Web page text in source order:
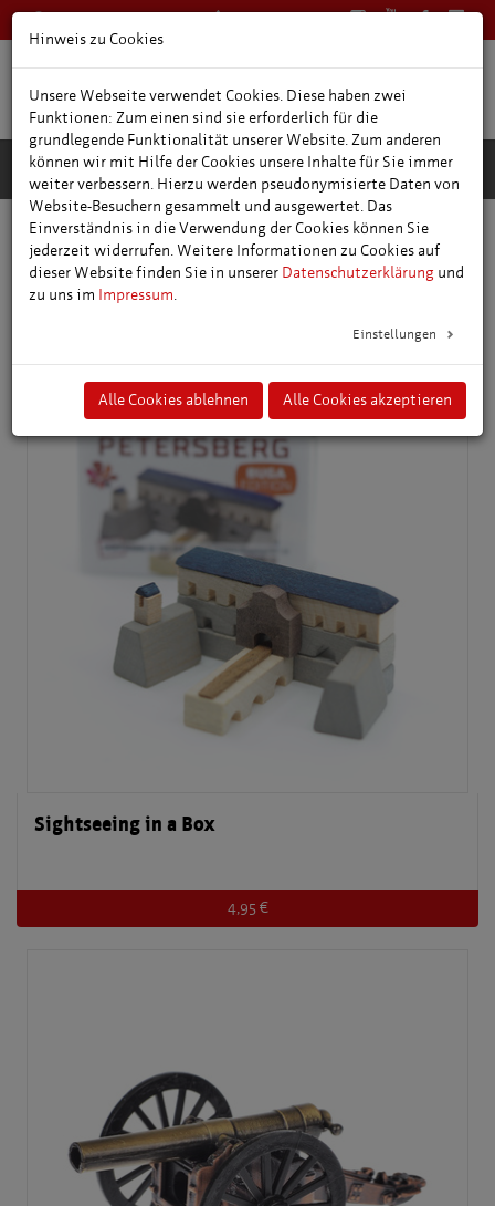
0361 66400
Online-Shop Zitadelle Petersberg
Zitadelle Petersberg
Sightseeing in a Box
4,95 €
Hinweis zu Cookies
Unsere Webseite verwendet Cookies. Diese haben zwei
Funktionen: Zum einen sind sie erforderlich für die
grundlegende Funktionalität unserer Website. Zum anderen
können wir mit Hilfe der Cookies unsere Inhalte für Sie immer
weiter verbessern. Hierzu werden pseudonymisierte Daten von
Website-Besuchern gesammelt und ausgewertet. Das
Einverständnis in die Verwendung der Cookies können Sie
jederzeit widerrufen. Weitere Informationen zu Cookies auf
dieser Website finden Sie in unserer Datenschutzerklärung und
zu uns im Impressum.
Einstellungen
Alle Cookies ablehnen Alle Cookies akzeptieren